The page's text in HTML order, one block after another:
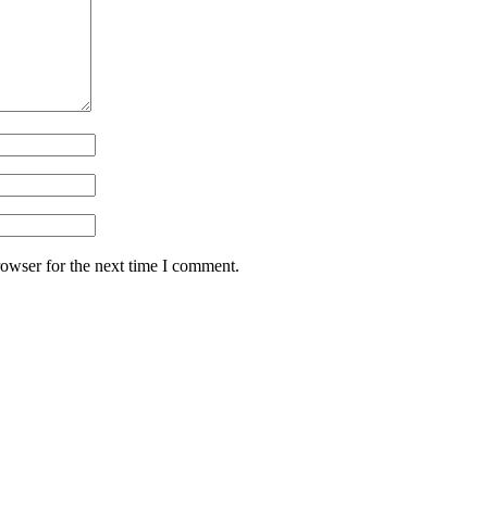
for the next time I comment.